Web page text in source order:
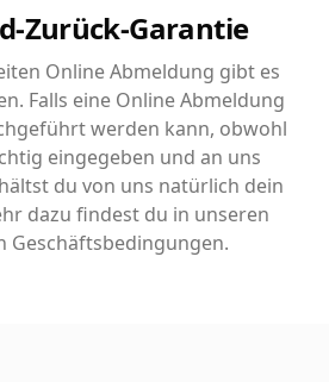
Zurück-Garantie
Online Abmeldung gibt es
Falls eine Online Abmeldung
werden kann, obwohl
eingegeben und an uns
du von uns natürlich dein
dazu findest du in unseren
Geschäftsbedingungen.